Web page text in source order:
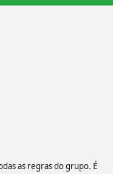
as regras do grupo. É